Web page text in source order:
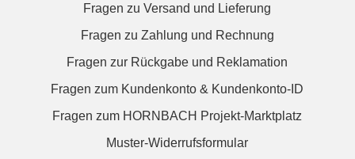
Fragen zu Versand und Lieferung
Fragen zu Zahlung und Rechnung
Fragen zur Rückgabe und Reklamation
Fragen zum Kundenkonto & Kundenkonto-ID
Fragen zum HORNBACH Projekt-Marktplatz
Muster-Widerrufsformular